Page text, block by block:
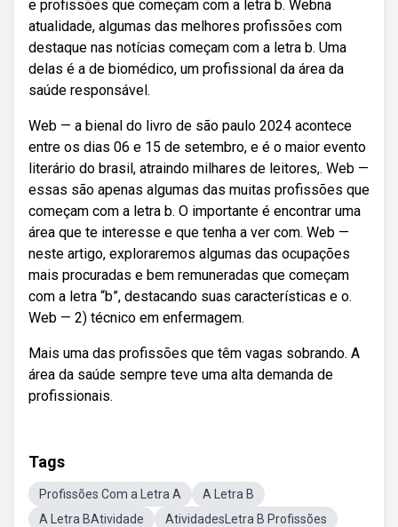
e profissões que começam com a letra b. Webna
atualidade, algumas das melhores profissões com
destaque nas notícias começam com a letra b. Uma
delas é a de biomédico, um profissional da área da
saúde responsável.
Web — a bienal do livro de são paulo 2024 acontece
entre os dias 06 e 15 de setembro, e é o maior evento
literário do brasil, atraindo milhares de leitores,. Web —
essas são apenas algumas das muitas profissões que
começam com a letra b. O importante é encontrar uma
área que te interesse e que tenha a ver com. Web —
neste artigo, exploraremos algumas das ocupações
mais procuradas e bem remuneradas que começam
com a letra “b”, destacando suas características e o.
Web — 2) técnico em enfermagem.
Mais uma das profissões que têm vagas sobrando. A
área da saúde sempre teve uma alta demanda de
profissionais.
Tags
Profissões Com a Letra A
A Letra B
A Letra BAtividade
AtividadesLetra B Profissões